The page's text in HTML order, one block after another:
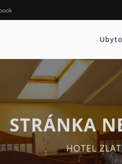
STRÁNKA
HOTEL